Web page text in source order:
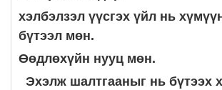
хэлбэлзэл үүсгэх үйл нь
бүтээл мөн.
Өөдлөхүйн нууц мөн.
Эхэлж шалтгааныг нь бүтээх